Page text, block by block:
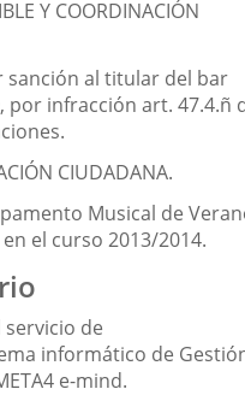
Y COORDINACIÓN
sanción al titular del bar
por infracción art. 47.4.ñ
CIUDADANA.
Musical de
el curso 2013/2014.
de
informático de
e-mind.